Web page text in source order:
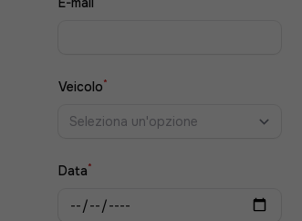
Veicolo*
Seleziona un'opzione
Data*